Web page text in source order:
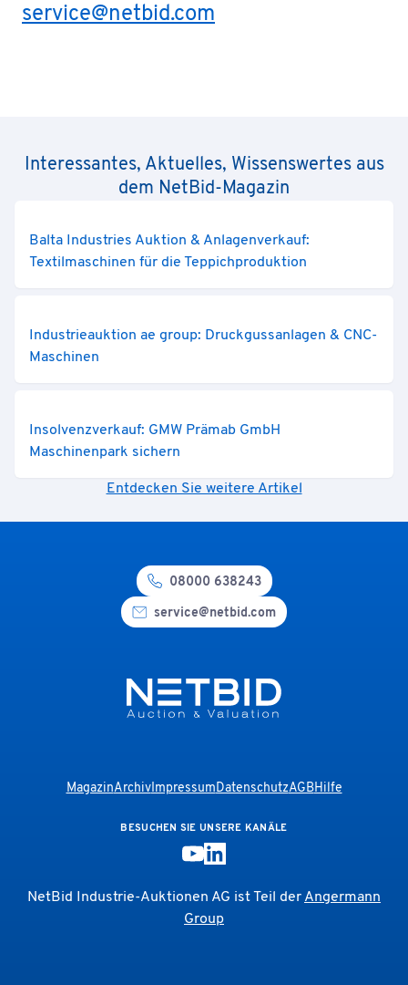
service@netbid.com
Interessantes, Aktuelles, Wissenswertes aus
dem NetBid-Magazin
Balta Industries Auktion & Anlagenverkauf:
Textilmaschinen für die Teppichproduktion
Industrieauktion ae group: Druckgussanlagen & CNC-
Maschinen
Insolvenzverkauf: GMW Prämab GmbH
Maschinenpark sichern
Entdecken Sie weitere Artikel
08000 638243
service@netbid.com
MagazinArchivImpressumDatenschutzAGBHilfe
BESUCHEN SIE UNSERE KANÄLE
NetBid Industrie-Auktionen AG ist Teil derAngermann
Group